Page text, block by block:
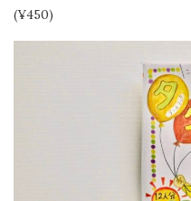
(¥450)